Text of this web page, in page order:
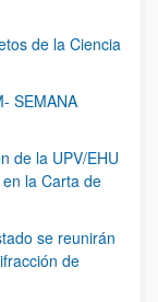
de la Ciencia
SEMANA
de la UPV/EHU
la Carta de
se reunirán
de